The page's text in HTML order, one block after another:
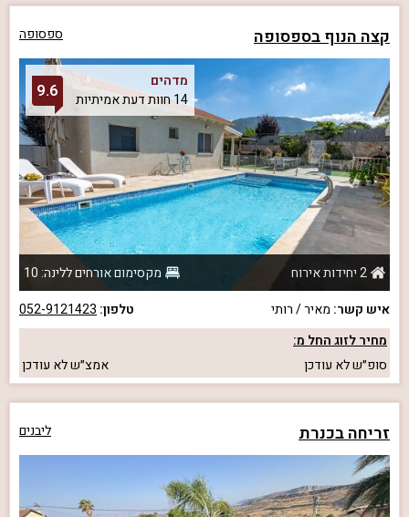
קצה הנוף בספסופה ספסופה
מדהים
14 חוות דעת אמיתיות
9.6
2 יחידות אירוח
מקסימום אורחים ללינה: 10
איש קשר: מאיר / רותי טלפון: 052-9121423
מחיר לזוג החל מ:
סופ״שלא עודכן אמצ״שלא עודכן
זריחה בכנרת ליבנים